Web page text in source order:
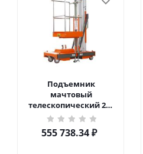
Подъемник
мачтовый
телескопический 200
кг 6 м TOR GTWY6-200S
DC 2-мачтовый
(автономный) (G) в
555 738.34₽